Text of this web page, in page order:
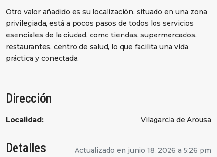
Otro valor añadido es su localización, situado en una zona
privilegiada, está a pocos pasos de todos los servicios
esenciales de la ciudad, como tiendas, supermercados,
restaurantes, centro de salud, lo que facilita una vida
práctica y conectada.
Dirección
Localidad: Vilagarcía de Arousa
Detalles Actualizado en junio 18, 2026 a 5:26 pm